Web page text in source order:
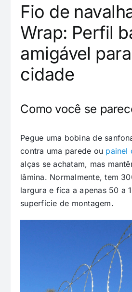
Fio de
Wrap: Perfil
amigável
cidade
Como você se
Pegue uma bobina de
contra uma parede ou painel
alças se achatam, mas
lâmina. Normalmente, tem
largura e fica a apenas 50 a
superfície de montagem.